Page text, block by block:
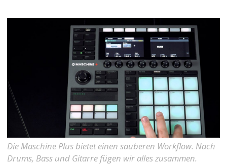
Die Maschine Plus bietet einen sauberen Workflow. Nach
Drums, Bass und Gitarre fügen wir alles zusammen.